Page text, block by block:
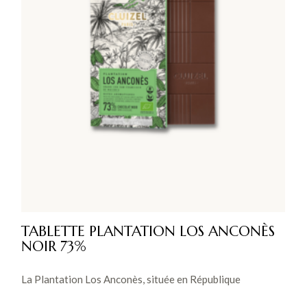
TABLETTE PLANTATION LOS ANCONÈS
NOIR 73%
La Plantation Los Anconès, située en République